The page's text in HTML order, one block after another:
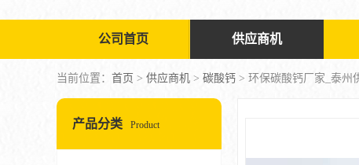
公司首页 供应商机
当前位置： 首页 > 供应商机 > 碳酸钙 > 环保碳酸钙厂家_泰州
产品分类 Product